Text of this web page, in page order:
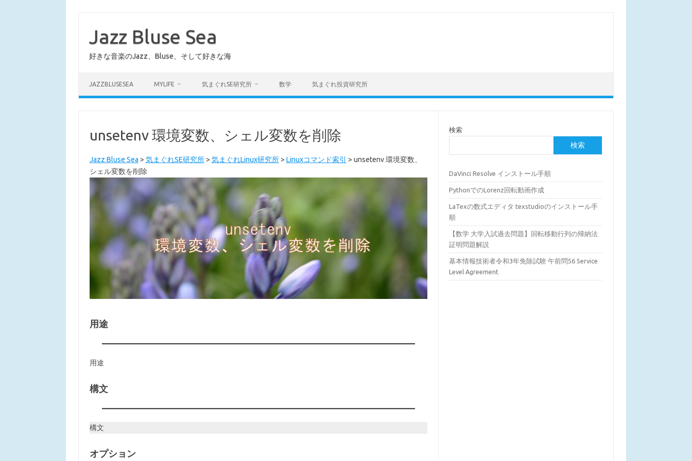
Jazz Bluse Sea
好きな音楽のJazz、Bluse、そして好きな海
JAZZBLUSESEA MYLIFE 気まぐれSE研究所 数学 気まぐれ投資研究所
unsetenv 環境変数、シェル変数を削除
Jazz Bluse Sea > 気まぐれSE研究所> 気まぐれLinux研究所> Linuxコマンド索引 > unsetenv 環境変数、
シェル変数を削除
用途
用途
構文
構文
オプション
検索
検索
DaVinci Resolve インストール手順
PythonでのLorenz回転動画作成
LaTexの数式エディタ texstudioのインストール手
順
【数学 大学入試過去問題】回転移動行列の帰納法
証明問題解説
基本情報技術者令和3年免除試験 午前問56 Service
Level Agreement